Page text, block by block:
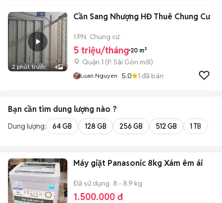
2 phút trước 4
Cần Sang Nhượng HĐ Thuê Chung Cư
1 PN Chung cư
5 triệu/tháng 20 m²
Quận 1 (P. Sài Gòn mới)
Luan Nguyen 5.0 1 đã bán
Bạn cần tìm dung lượng nào ?
Dung lượng: 64 GB 128 GB 256 GB 512 GB 1 TB
Máy giặt Panasonic 8kg Xám êm ái
Đã sử dụng 8 - 8.9 kg
1.500.000 đ